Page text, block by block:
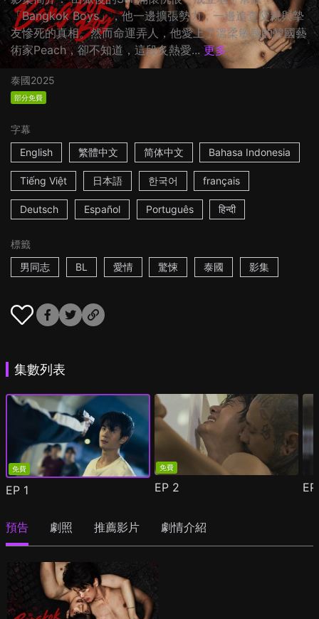
「Bangkok Boys」，他一邊擴張勢力，一邊追查父親與摯
友慘死的真相。然而命運弄人，他愛上了溫柔敏感的韓國藝
術家Peach，卻不知道，這段炙熱愛... 更多
泰國2025
部分免費
字幕
English
繁體中文 简体中文 Bahasa Indonesia
Tiếng Việt 日本語 한국어 français
Deutsch Español Português हिन्दी
標籤
男同志
BL 愛情 驚悚 泰國 影集
集數列表
免費
EP 1
免費
EP 2
預告 劇照 推薦影片 劇情介紹